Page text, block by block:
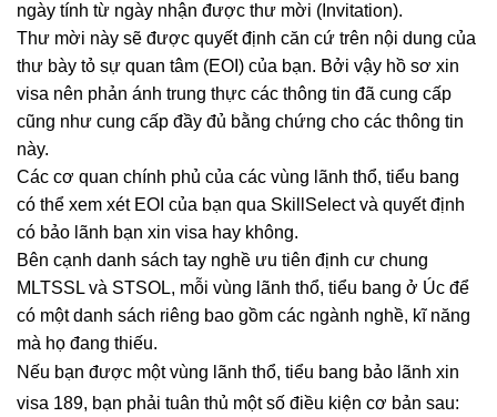
ngày tính từ ngày nhận được thư mời (Invitation).
Thư mời này sẽ được quyết định căn cứ trên nội dung của
thư bày tỏ sự quan tâm (EOI) của bạn. Bởi vậy hồ sơ xin
visa nên phản ánh trung thực các thông tin đã cung cấp
cũng như cung cấp đầy đủ bằng chứng cho các thông tin
này.
Các cơ quan chính phủ của các vùng lãnh thổ, tiểu bang
có thể xem xét EOI của bạn qua SkillSelect và quyết định
có bảo lãnh bạn xin visa hay không.
Bên cạnh danh sách tay nghề ưu tiên định cư chung
MLTSSL và STSOL, mỗi vùng lãnh thổ, tiểu bang ở Úc để
có một danh sách riêng bao gồm các ngành nghề, kĩ năng
mà họ đang thiếu.
Nếu bạn được một vùng lãnh thổ, tiểu bang bảo lãnh xin
visa 189, bạn phải tuân thủ một số điều kiện cơ bản sau: